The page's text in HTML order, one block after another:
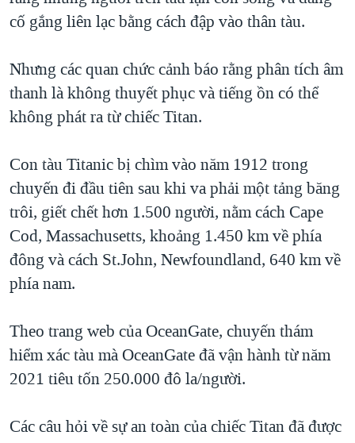
cố gắng liên lạc bằng cách đập vào thân tàu.
Nhưng các quan chức cảnh báo rằng phân tích âm
thanh là không thuyết phục và tiếng ồn có thể
không phát ra từ chiếc Titan.
Con tàu Titanic bị chìm vào năm 1912 trong
chuyến đi đầu tiên sau khi va phải một tảng băng
trôi, giết chết hơn 1.500 người, nằm cách Cape
Cod, Massachusetts, khoảng 1.450 km về phía
đông và cách St.John, Newfoundland, 640 km về
phía nam.
Theo trang web của OceanGate, chuyến thám
hiểm xác tàu mà OceanGate đã vận hành từ năm
2021 tiêu tốn 250.000 đô la/người.
Các câu hỏi về sự an toàn của chiếc Titan đã được